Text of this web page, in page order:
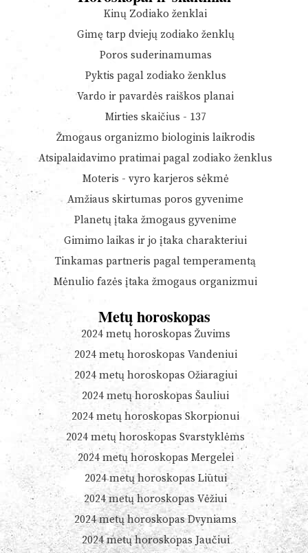
Kinų Zodiako ženklai
Gimę tarp dviejų zodiako ženklų
Poros suderinamumas
Pyktis pagal zodiako ženklus
Vardo ir pavardės raiškos planai
Mirties skaičius - 137
Žmogaus organizmo biologinis laikrodis
Atsipalaidavimo pratimai pagal zodiako ženklus
Moteris - vyro karjeros sėkmė
Amžiaus skirtumas poros gyvenime
Planetų įtaka žmogaus gyvenime
Gimimo laikas ir jo įtaka charakteriui
Tinkamas partneris pagal temperamentą
Mėnulio fazės įtaka žmogaus organizmui
Metų horoskopas
2024 metų horoskopas Žuvims
2024 metų horoskopas Vandeniui
2024 metų horoskopas Ožiaragiui
2024 metų horoskopas Šauliui
2024 metų horoskopas Skorpionui
2024 metų horoskopas Svarstyklėms
2024 metų horoskopas Mergelei
2024 metų horoskopas Liūtui
2024 metų horoskopas Vėžiui
2024 metų horoskopas Dvyniams
2024 metų horoskopas Jaučiui